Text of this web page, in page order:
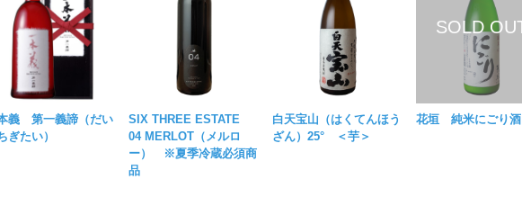
義 第一義諦（だい
ぎたい）
SIX THREE ESTATE
04 MERLOT（メルロ
ー） ※夏季冷蔵必須商
品
白天宝山（はくてんほう
ざん）25° ＜芋＞
花垣 純米にごり酒